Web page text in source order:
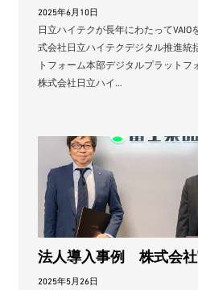
2025年6月10日
日立ハイテクが長年にわたって
式会社日立ハイテクデジタル推進統
トフォーム本部デジタルプラット
株式会社日立ハイ…
法人導入事例 株式会
2025年5月26日